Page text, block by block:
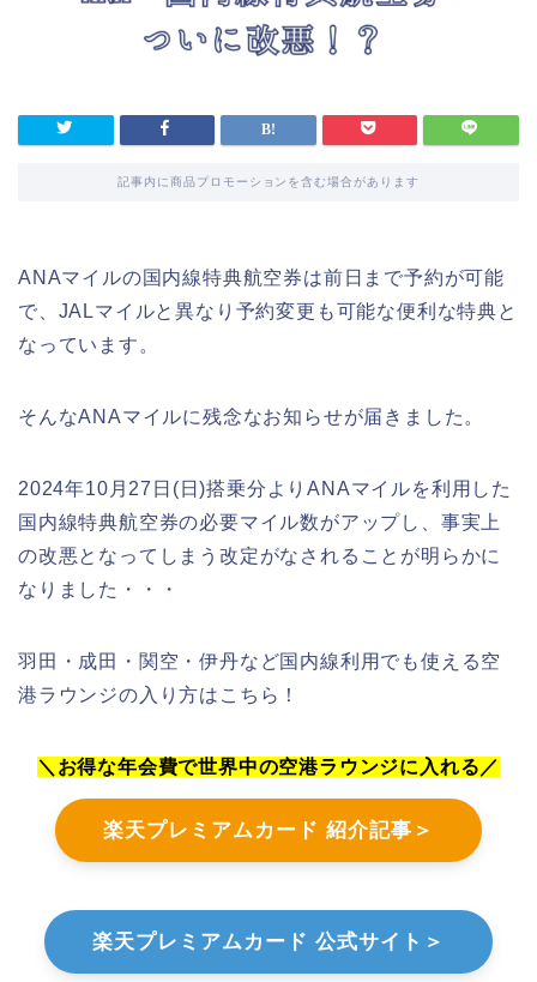
記事内に商品プロモーションを含む場合があります
ANAマイルの国内線特典航空券は前日まで予約が可能
で、JALマイルと異なり予約変更も可能な便利な特典と
なっています。
そんなANAマイルに残念なお知らせが届きました。
2024年10月27日(日)搭乗分よりANAマイルを利用した
国内線特典航空券の必要マイル数がアップし、事実上
の改悪となってしまう改定がなされることが明らかに
なりました・・・
羽田・成田・関空・伊丹など国内線利用でも使える空
港ラウンジの入り方はこちら！
＼お得な年会費で世界中の空港ラウンジに入れる／
楽天プレミアムカード 紹介記事＞
楽天プレミアムカード 公式サイト＞